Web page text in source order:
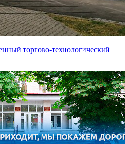
торгово-технологический